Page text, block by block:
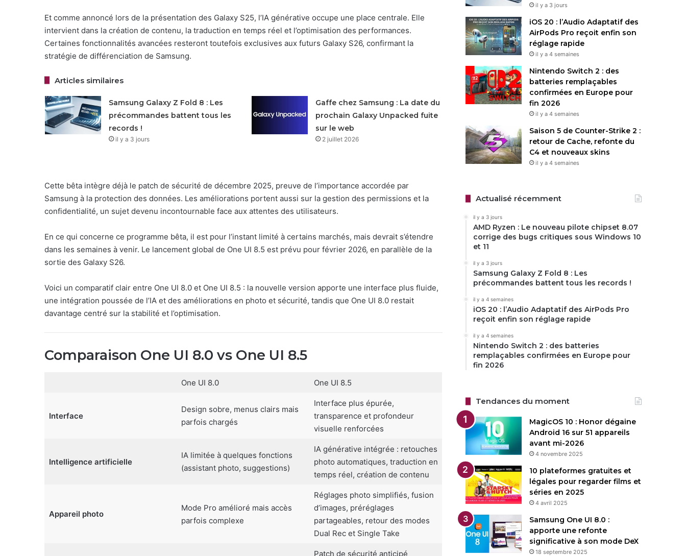
Et comme annoncé lors de la présentation des Galaxy S25, l’IA générative occupe une place centrale. Elle
intervient dans la création de contenu, la traduction en temps réel et l’optimisation des performances.
Certaines fonctionnalités avancées resteront toutefois exclusives aux futurs Galaxy S26, confirmant la
stratégie de différenciation de Samsung.
Articles similaires
Samsung Galaxy Z Fold 8 : Les
précommandes battent tous les
records !
il y a 3 jours
Gaffe chez Samsung : La date du
prochain Galaxy Unpacked fuite
sur le web
2 juillet 2026
Cette bêta intègre déjà le patch de sécurité de décembre 2025, preuve de l’importance accordée par
Samsung à la protection des données. Les améliorations portent aussi sur la gestion des permissions et la
confidentialité, un sujet devenu incontournable face aux attentes des utilisateurs.
En ce qui concerne ce programme bêta, il est pour l’instant limité à certains marchés, mais devrait s’étendre
dans les semaines à venir. Le lancement global de One UI 8.5 est prévu pour février 2026, en parallèle de la
sortie des Galaxy S26.
Voici un comparatif clair entre One UI 8.0 et One UI 8.5 : la nouvelle version apporte une interface plus fluide,
une intégration poussée de l’IA et des améliorations en photo et sécurité, tandis que One UI 8.0 restait
davantage centré sur la stabilité et l’optimisation.
Comparaison One UI 8.0 vs One UI 8.5
One UI 8.0 One UI 8.5
Interface
Design sobre, menus clairs mais
parfois chargés
Interface plus épurée,
transparence et profondeur
visuelle renforcées
Intelligence artificielle
IA limitée à quelques fonctions
(assistant photo, suggestions)
IA générative intégrée : retouches
photo automatiques, traduction en
temps réel, création de contenu
Appareil photo
Mode Pro amélioré mais accès
parfois complexe
Réglages photo simplifiés, fusion
d’images, préréglages
partageables, retour des modes
Dual Rec et Single Take
Patch de sécurité anticipé
il y a 3 jours
iOS 20 : l’Audio Adaptatif des
AirPods Pro reçoit enfin son
réglage rapide
il y a 4 semaines
Nintendo Switch 2 : des
batteries remplaçables
confirmées en Europe pour
fin 2026
il y a 4 semaines
Saison 5 de Counter-Strike 2 :
retour de Cache, refonte du
C4 et nouveaux skins
il y a 4 semaines
Actualisé récemment
il y a 3 jours
AMD Ryzen : Le nouveau pilote chipset 8.07
corrige des bugs critiques sous Windows 10
et 11
il y a 3 jours
Samsung Galaxy Z Fold 8 : Les
précommandes battent tous les records !
il y a 4 semaines
iOS 20 : l’Audio Adaptatif des AirPods Pro
reçoit enfin son réglage rapide
il y a 4 semaines
Nintendo Switch 2 : des batteries
remplaçables confirmées en Europe pour
fin 2026
Tendances du moment
MagicOS 10 : Honor dégaine
Android 16 sur 51 appareils
avant mi-2026
4 novembre 2025
10 plateformes gratuites et
légales pour regarder films et
séries en 2025
4 avril 2025
Samsung One UI 8.0 :
apporte une refonte
significative à son mode DeX
18 septembre 2025